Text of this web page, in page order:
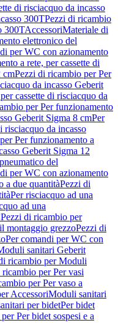
di risciacquo da incasso
300TPezzi di ricambio
300TAccessoriMateriale di
elettronico del
per WC con azionamento
a rete, per cassette di
cmPezzi di ricambio per Per
da incasso Geberit
cassette di risciacquo da
per Per funzionamento
Geberit Sigma 8 cmPer
risciacquo da incasso
Per funzionamento a
Geberit Sigma 12
del
per WC con azionamento
a due quantitàPezzi di
Per risciacquo ad una
ad una
Pezzi di ricambio per
montaggio grezzoPezzi di
Per comandi per WC con
sanitari Geberit
ricambio per Moduli
per Per vasi
per Per vaso a
AccessoriModuli sanitari
per bidetPer bidet
Per bidet sospesi e a